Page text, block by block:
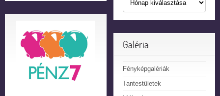
Galéria
Fényképgalériák
Tantestületek